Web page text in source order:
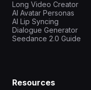
Long Video Creator
AI Avatar Personas
AI Lip Syncing
Dialogue Generator
Seedance 2.0 Guide
Resources